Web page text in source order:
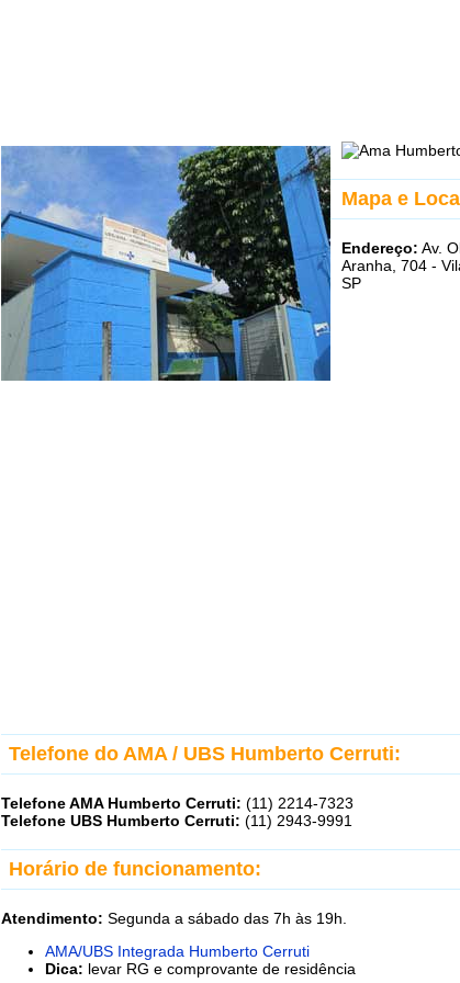
Mapa e
Endereço: Av.
Aranha, 704 -
SP
Telefone do AMA / UBS Humberto Cerruti:
Telefone AMA Humberto Cerruti: (11) 2214-7323
Telefone UBS Humberto Cerruti: (11) 2943-9991
Horário de funcionamento:
Atendimento: Segunda a sábado das 7h às 19h.
AMA/UBS Integrada Humberto Cerruti
Dica: levar RG e comprovante de residência